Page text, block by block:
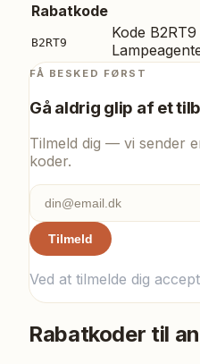
Rabatkode
B2RT9
Kode
FÅ BESKED FØRST
Gå aldrig glip af et
Tilmeld dig — vi sender
koder.
Tilmeld
Ved at tilmelde dig
Rabatkoder til